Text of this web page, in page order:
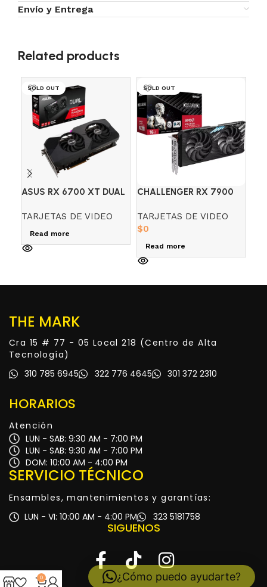
Envío y Entrega
Related products
SOLD OUT
ASUS RX 6700 XT DUAL
TARJETAS DE VIDEO
Read more
SOLD OUT
CHALLENGER RX 7900
RADEON
TARJETAS DE VIDEO
$0
Read more
THE MARK
Cra 15 # 77 - 05 Local 218 (Centro de Alta
Tecnología)
310 785 6945
322 776 4645 301 372 2310
HORARIOS
Atención
LUN - SAB: 9:30 AM - 7:00 PM
LUN - SAB: 9:30 AM - 7:00 PM
DOM: 10:00 AM - 4:00 PM
SERVICIO TÉCNICO
Ensambles, mantenimientos y garantías:
LUN - VI: 10:00 AM - 4:00 PM
323 5181758
SIGUENOS
0 ¿Cómo puedo ayudarte?